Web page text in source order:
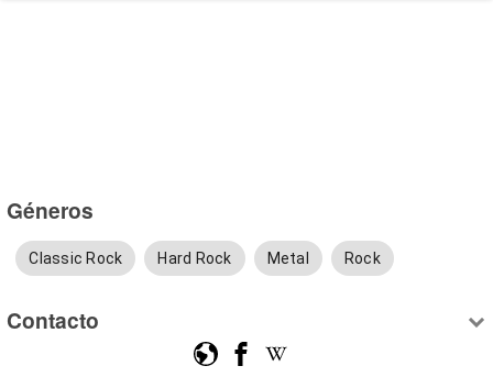
Géneros
Classic Rock Hard Rock Metal Rock
Contacto